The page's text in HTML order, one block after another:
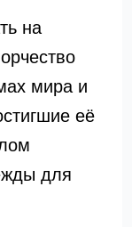
на
мира и
её
для